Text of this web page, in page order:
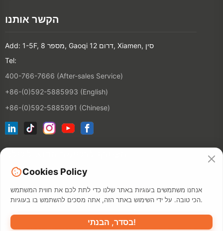
הקשר אותנו
Add: 1-5F, מספר 8, Gaoqi דרום 12, Xiamen, סין
Tel:
400-766-7666 (After-sales Service)
+86-(0)592-5885993 (English)
+86-(0)592-5885991 (Chinese)
Cookies Policy
אנחנו משתמשים בעוגיות באתר שלנו כדי לתת לכם את חווית המשתמש
הכי טובה. על ידי השימוש באתר הזה, אתה מסכים להשתמש בו בעוגיות.
בסדר, הבנתי!